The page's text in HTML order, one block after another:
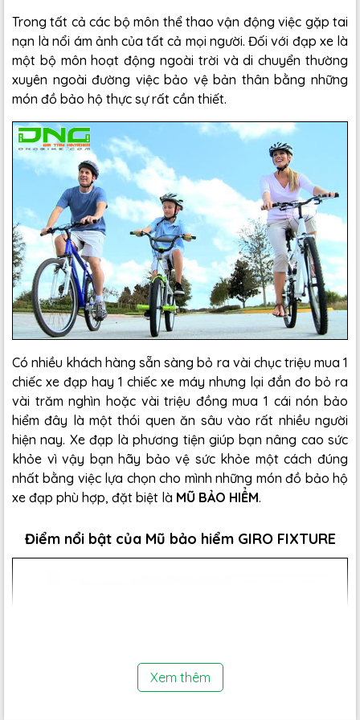
Trong tất cả các bộ môn thể thao vận động việc gặp tai
nạn là nổi ám ảnh của tất cả mọi người. Đối với đạp xe là
một bộ môn hoạt động ngoài trời và di chuyển thường
xuyên ngoài đường việc bảo vệ bản thân bằng những
món đồ bảo hộ thực sự rất cần thiết.
Có nhiều khách hàng sẵn sàng bỏ ra vài chục triệu mua 1
chiếc xe đạp hay 1 chiếc xe máy nhưng lại đắn đo bỏ ra
vài trăm nghìn hoặc vài triệu đồng mua 1 cái nón bảo
hiểm đây là một thói quen ăn sâu vào rất nhiều người
hiện nay. Xe đạp là phương tiện giúp bạn nâng cao sức
khỏe vì vậy bạn hãy bảo vệ sức khỏe một cách đúng
nhất bằng việc lựa chọn cho mình những món đồ bảo hộ
xe đạp phù hợp, đặt biệt là MŨ BẢO HIỂM.
Điểm nổi bật của Mũ bảo hiểm GIRO FIXTURE
Xem thêm